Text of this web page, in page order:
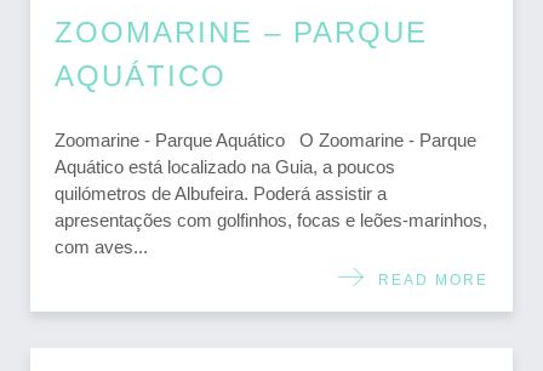
ZOOMARINE – PARQUE
AQUÁTICO
Zoomarine - Parque Aquático O Zoomarine - Parque
Aquático está localizado na Guia, a poucos
quilómetros de Albufeira. Poderá assistir a
apresentações com golfinhos, focas e leões-marinhos,
com aves...
READ MORE